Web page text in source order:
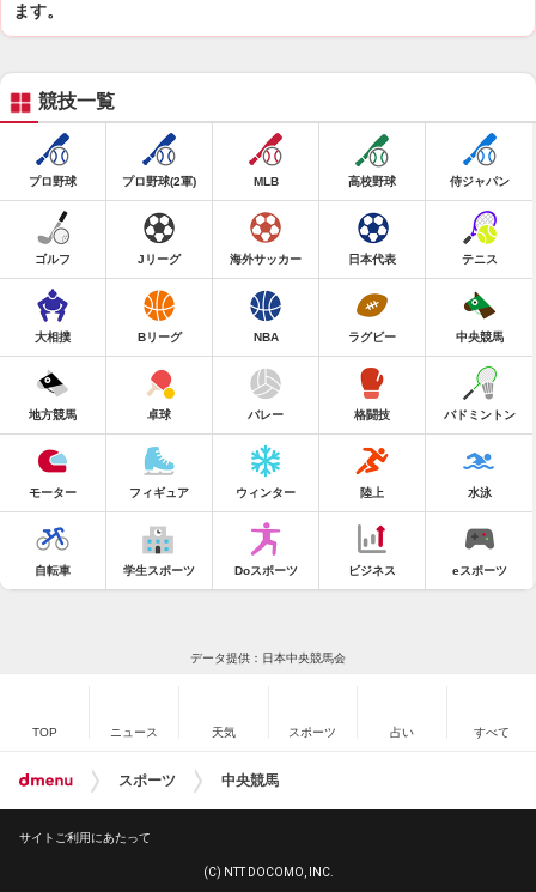
ます。
競技一覧
プロ野球 プロ野球(2軍) MLB 高校野球 侍ジャパン
ゴルフ Jリーグ 海外サッカー 日本代表 テニス
大相撲 Bリーグ NBA ラグビー 中央競馬
地方競馬 卓球 バレー 格闘技 バドミントン
モーター フィギュア ウィンター 陸上 水泳
自転車 学生スポーツ Doスポーツ ビジネス eスポーツ
データ提供：日本中央競馬会
TOP ニュース 天気 スポーツ 占い すべて
スポーツ 中央競馬
サイトご利用にあたって
(C) NTT DOCOMO, INC.